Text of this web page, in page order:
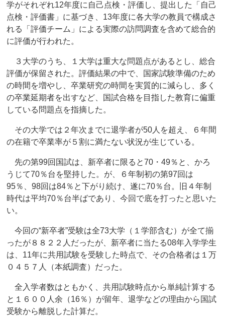
学がそれぞれ12年度に自己点検・評価し、提出した「自己
点検・評価書」に基づき、13年度に各大学の教員で構成さ
れる「評価チーム」による実際の訪問調査を含めて総合的
に評価が行われた。
３大学のうち、１大学は重大な問題点があるとし、総合
評価が保留された。評価結果の中で、国家試験準備のため
の時間を増やし、卒業研究の時間を実質的に減らし、多く
の卒業延期者を出すなど、国試合格を目指した教育に偏重
している問題点を指摘した。
その大学では２年次までに退学者が50人を超え、６年間
の在籍で卒業率が５割に満たない状況が生じている。
先の第99回国試は、新卒者に限ると70・49％と、かろ
うじて70％台を堅持した。が、６年制初の第97回は
95％、98回は84％と下がり続け、遂に70％台。旧４年制
時代は平均70％台半ばであり、今回で底を打ったと思いた
い。
今回の“新卒者”受験は全73大学（１学部含む）が全て揃
ったが８８２２人だったが、新卒者に当たる08年入学学生
は、11年に共用試験を受験した時点で、その合格者は１万
０４５７人（本紙調査）だった。
全入学者数はともかく、共用試験時点から単純計算する
と１６００人余（16％）が留年、退学などの理由から国試
受験から離脱した計算だ。